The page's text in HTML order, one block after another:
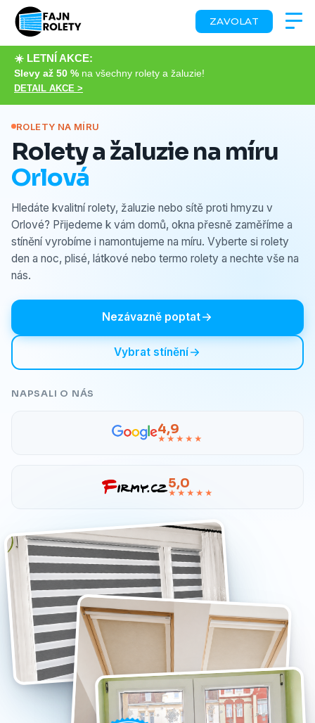
☀️ LETNÍ AKCE:
Slevy až 50 % na všechny rolety a žaluzie!
DETAIL AKCE >
ZAVOLAT
ROLETY NA MÍRU
Rolety a žaluzie na míru
Orlová
Hledáte kvalitní rolety, žaluzie nebo sítě proti hmyzu v
Orlové? Přijedeme k vám domů, okna přesně zaměříme a
stínění vyrobíme i namontujeme na míru. Vyberte si rolety
den a noc, plisé, látkové nebo termo rolety a nechte vše na
nás.
Nezávazně poptat
Vybrat stínění
NAPSALI O NÁS
4,9
★★★★★
5,0
★★★★★